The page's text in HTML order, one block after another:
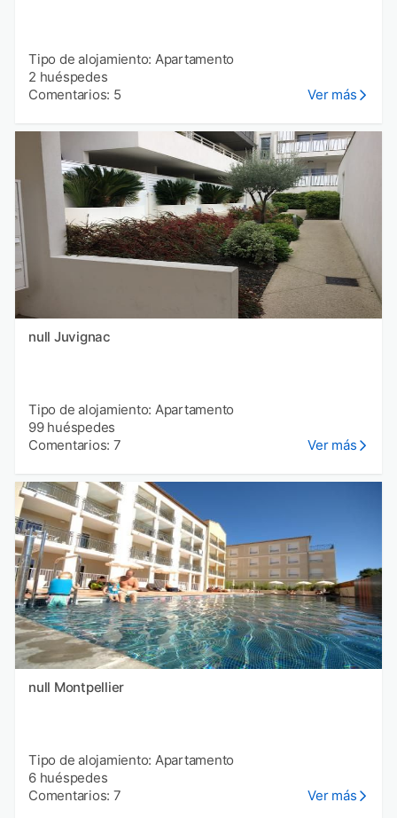
Tipo de alojamiento: Apartamento
2 huéspedes
Comentarios: 5
Ver más
null Juvignac
Tipo de alojamiento: Apartamento
99 huéspedes
Comentarios: 7
Ver más
null Montpellier
Tipo de alojamiento: Apartamento
6 huéspedes
Comentarios: 7
Ver más